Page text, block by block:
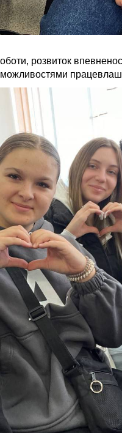
розвиток
можливостями